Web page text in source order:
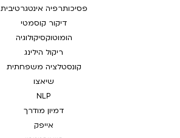
פסיכותרפיה אינטגרטיבית
דיקור קוסמטי
הומוטוקסיקולוגיה
ריקול הילינג
קונסטלציה משפחתית
שיאצו
NLP
דמיון מודרך
אייפק